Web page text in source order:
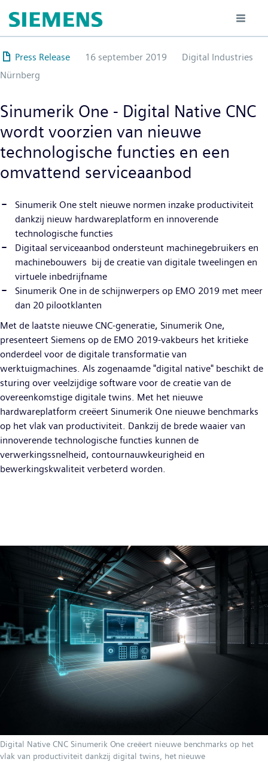
en
naar
de
inhoud
gaan
Press Release 16 september 2019
Digital Industries
Nürnberg
Sinumerik One - Digital Native CNC
wordt voorzien van nieuwe
technologische functies en een
omvattend serviceaanbod
Sinumerik One stelt nieuwe normen inzake productiviteit
dankzij nieuw hardwareplatform en innoverende
technologische functies
Digitaal serviceaanbod ondersteunt machinegebruikers en
machinebouwers bij de creatie van digitale tweelingen en
virtuele inbedrijfname
Sinumerik One in de schijnwerpers op EMO 2019 met meer
dan 20 pilootklanten
Met de laatste nieuwe CNC-generatie, Sinumerik One,
presenteert Siemens op de EMO 2019-vakbeurs het kritieke
onderdeel voor de digitale transformatie van
werktuigmachines. Als zogenaamde "digital native" beschikt de
sturing over veelzijdige software voor de creatie van de
overeenkomstige digitale twins. Met het nieuwe
hardwareplatform creëert Sinumerik One nieuwe benchmarks
op het vlak van productiviteit. Dankzij de brede waaier van
innoverende technologische functies kunnen de
verwerkingssnelheid, contournauwkeurigheid en
bewerkingskwaliteit verbeterd worden.
Digital Native CNC Sinumerik One creëert nieuwe benchmarks op het
vlak van productiviteit dankzij digital twins, het nieuwe